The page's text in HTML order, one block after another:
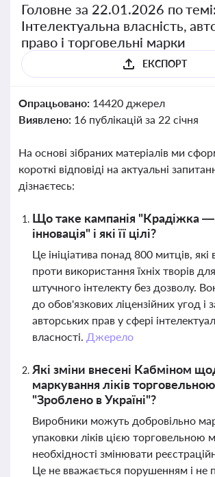
Головне за 22.01.2026 по темі:
Інтелектуальна власність,
право і торговельні марки
ЕКСПОРТ
Опрацьовано: 14420 джерел
Виявлено: 16 публікацій за 22 січня
На основі зібраних матеріалів ми
короткі відповіді на актуальні
дізнаєтесь:
Що таке кампанія "Крадіжка
інновація" і які її цілі?
Це ініціатива понад 800 митців,
проти використання їхніх творів
штучного інтелекту без дозволу.
до обов'язкових ліцензійних угод і
авторських прав у сфері
власності. Джерело
Які зміни внесені Кабміном
маркування ліків
"Зроблено в Україні"?
Виробники можуть добровільно
упаковки ліків цією торговельною
необхідності змінювати
Це не вважається порушенням і не